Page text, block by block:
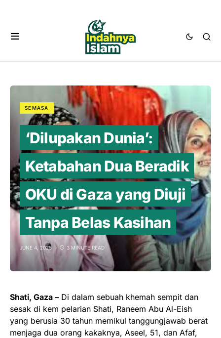
SEMASA
‘Dilupakan Dunia’:
Ketabahan Dua Beradik
OKU di Gaza yang Diuji
Tanpa Belas Kasihan
JUNE 4, 2025 3 MINUTE READ
Shati, Gaza – Di dalam sebuah khemah sempit dan
sesak di kem pelarian Shati, Raneem Abu Al-Eish
yang berusia 30 tahun memikul tanggungjawab berat
menjaga dua orang kakaknya, Aseel, 51, dan Afaf,